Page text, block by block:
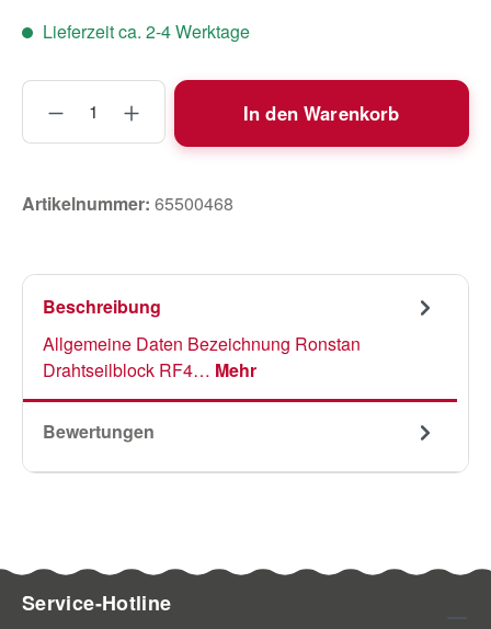
Lieferzeit ca. 2-4 Werktage
Produkt Anzahl: Gib den gewünschten
In den Warenkorb
Artikelnummer: 65500468
Beschreibung
Allgemeine Daten Bezeichnung Ronstan
Drahtseilblock RF4… Mehr
Bewertungen
Service-Hotline